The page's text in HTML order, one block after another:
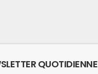
QUOTIDIENNE